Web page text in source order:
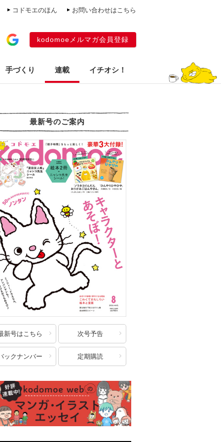
コドモエのほん お問い合わせはこちら
kodomoeメルマガ会員登録
手づくり 連載 イチオシ！
最新号のご案内
新号はこちら 次号予告
ックナンバー 定期購読